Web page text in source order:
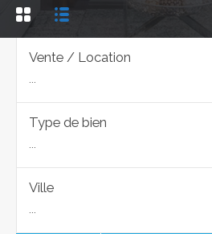
Vente / Location
...
Type de bien
...
Ville
...